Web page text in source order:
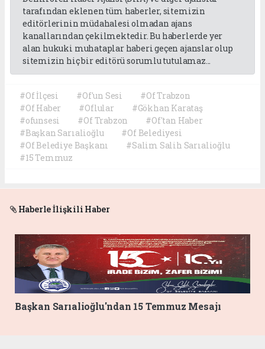
tarafından eklenen tüm haberler, sitemizin
editörlerinin müdahalesi olmadan ajans
kanallarından çekilmektedir. Bu haberlerde yer
alan hukuki muhataplar haberi geçen ajanslar olup
sitemizin hiç bir editörü sorumlu tutulamaz...
#Of İlçesi #Of'un Sesi
#Of Trabzon
#Of Haber
#Oflular
#Gökhan Karataş
#ofunsesi
#Of Trabzon
#Of'tan Haber
#Başkan Sarıalioğlu
#Of Belediyesi
#Of Belediye Başkanı
#Salim Salih Sarıalioğlu
#15 Temmuz
Haberle İlişkili Haber
Başkan Sarıalioğlu'ndan 15 Temmuz Mesajı